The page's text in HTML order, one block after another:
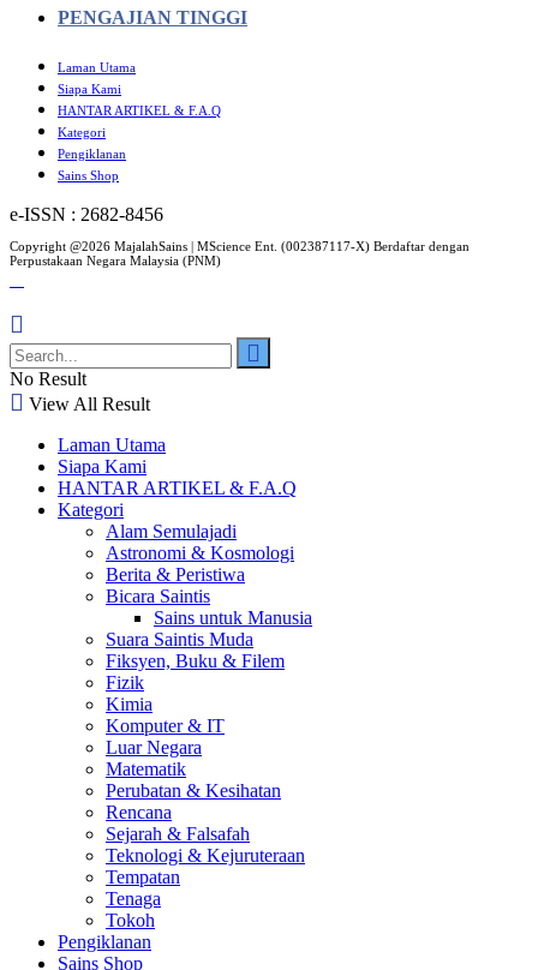
PENGAJIAN TINGGI
Laman Utama
Siapa Kami
HANTAR ARTIKEL & F.A.Q
Kategori
Pengiklanan
Sains Shop
e-ISSN : 2682-8456
Copyright @2026 MajalahSains | MScience Ent. (002387117-X) Berdaftar dengan
Perpustakaan Negara Malaysia (PNM)
No Result
View All Result
Laman Utama
Siapa Kami
HANTAR ARTIKEL & F.A.Q
Kategori
Alam Semulajadi
Astronomi & Kosmologi
Berita & Peristiwa
Bicara Saintis
Sains untuk Manusia
Suara Saintis Muda
Fiksyen, Buku & Filem
Fizik
Kimia
Komputer & IT
Luar Negara
Matematik
Perubatan & Kesihatan
Rencana
Sejarah & Falsafah
Teknologi & Kejuruteraan
Tempatan
Tenaga
Tokoh
Pengiklanan
Sains Shop